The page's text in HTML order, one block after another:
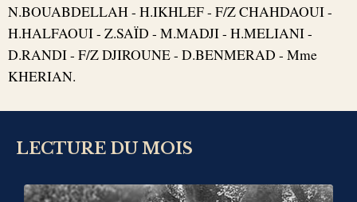
N.BOUABDELLAH - H.IKHLEF - F/Z CHAHDAOUI -
H.HALFAOUI - Z.SAÏD - M.MADJI - H.MELIANI -
D.RANDI - F/Z DJIROUNE - D.BENMERAD - Mme
KHERIAN.
LECTURE DU MOIS